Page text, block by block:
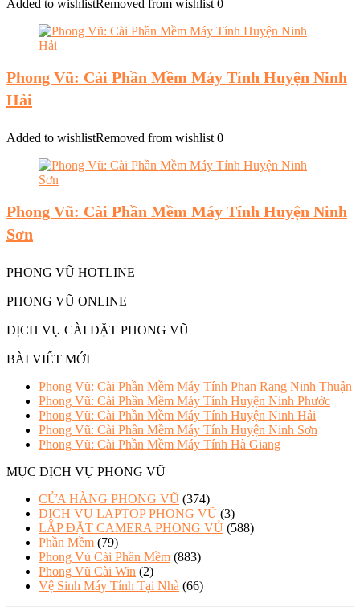
Added to wishlistRemoved from wishlist 0
Phong Vũ: Cài Phần Mềm Máy Tính Huyện Ninh
Hải
Added to wishlistRemoved from wishlist 0
Phong Vũ: Cài Phần Mềm Máy Tính Huyện Ninh
Sơn
PHONG VŨ HOTLINE
PHONG VŨ ONLINE
DỊCH VỤ CÀI ĐẶT PHONG VŨ
BÀI VIẾT MỚI
Phong Vũ: Cài Phần Mềm Máy Tính Phan Rang Ninh Thuận
Phong Vũ: Cài Phần Mềm Máy Tính Huyện Ninh Phước
Phong Vũ: Cài Phần Mềm Máy Tính Huyện Ninh Hải
Phong Vũ: Cài Phần Mềm Máy Tính Huyện Ninh Sơn
Phong Vũ: Cài Phần Mềm Máy Tính Hà Giang
MỤC DỊCH VỤ PHONG VŨ
CỬA HÀNG PHONG VŨ (374)
DỊCH VỤ LAPTOP PHONG VŨ (3)
LẮP ĐẶT CAMERA PHONG VỦ (588)
Phần Mềm (79)
Phong Vủ Cài Phần Mềm (883)
Phong Vũ Cài Win (2)
Vệ Sinh Máy Tính Tại Nhà (66)